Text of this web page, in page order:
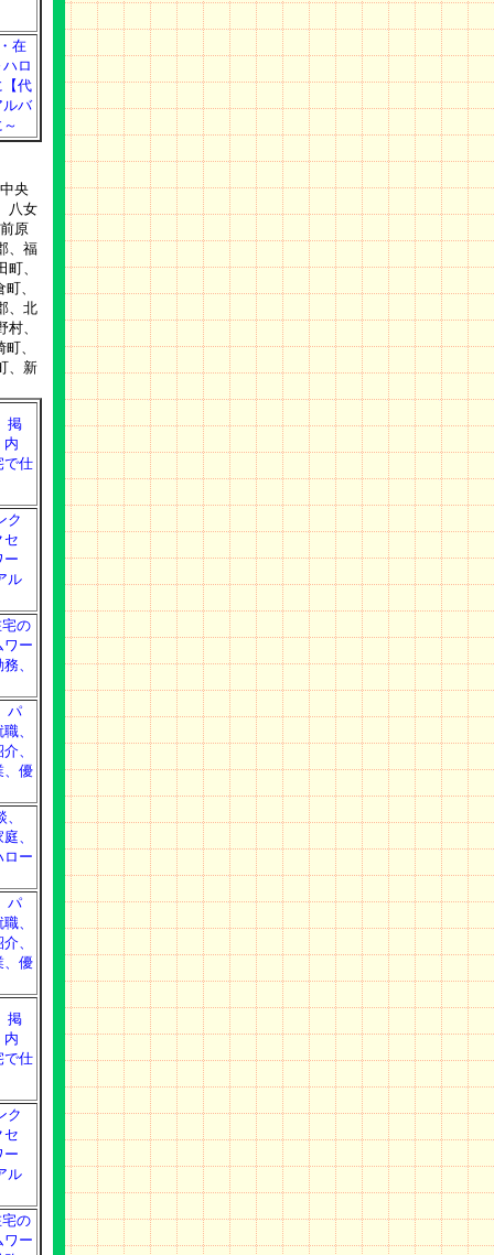
在
ロ
【代
ルバ
央
八女
原
、福
、
、
、北
、
、
、新
掲
内
で仕
ク
セ
ー
ル
の
ワー
、
パ
、
、
、優
、
ロー
パ
、
、
、優
掲
内
で仕
ク
セ
ー
ル
の
ワー